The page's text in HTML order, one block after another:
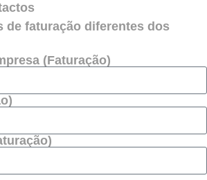
de faturação diferentes dos
(Faturação)